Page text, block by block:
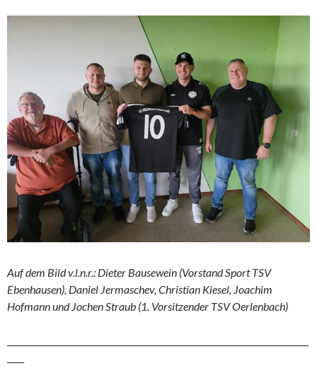
Auf dem Bild v.l.n.r.: Dieter Bausewein (Vorstand Sport TSV
Ebenhausen), Daniel Jermaschev, Christian Kiesel, Joachim
Hofmann und Jochen Straub (1. Vorsitzender TSV Oerlenbach)